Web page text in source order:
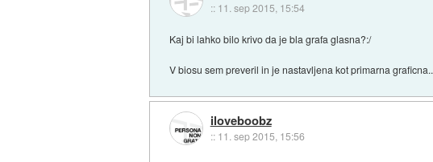
:: 11. sep 2015, 15:54
Kaj bi lahko bilo krivo da je bla grafa glasna?:/
V biosu sem preveril in je nastavljena kot primarna graficna..
iloveboobz
:: 11. sep 2015, 15:56